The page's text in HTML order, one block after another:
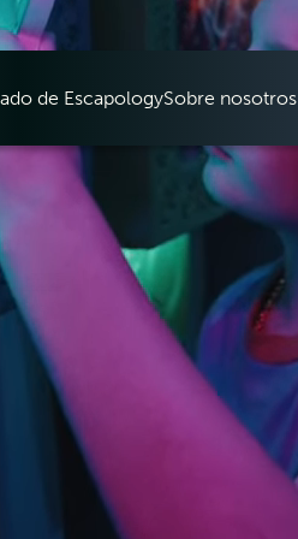
de EscapologySobre nosotros